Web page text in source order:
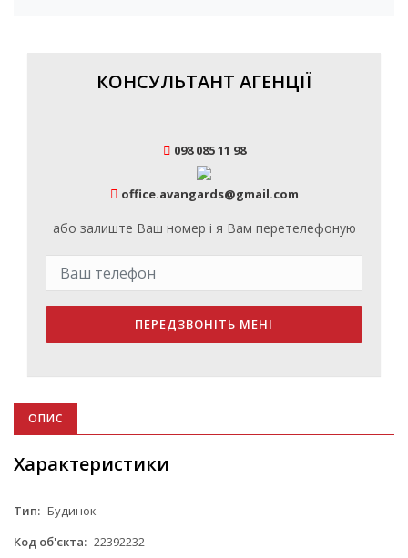
КОНСУЛЬТАНТ АГЕНЦІЇ
098 085 11 98
office.avangards@gmail.com
або залиште Ваш номер і я Вам перетелефоную
ПЕРЕДЗВОНІТЬ МЕНІ
ОПИС
Характеристики
Тип: Будинок
Код об'єкта: 22392232